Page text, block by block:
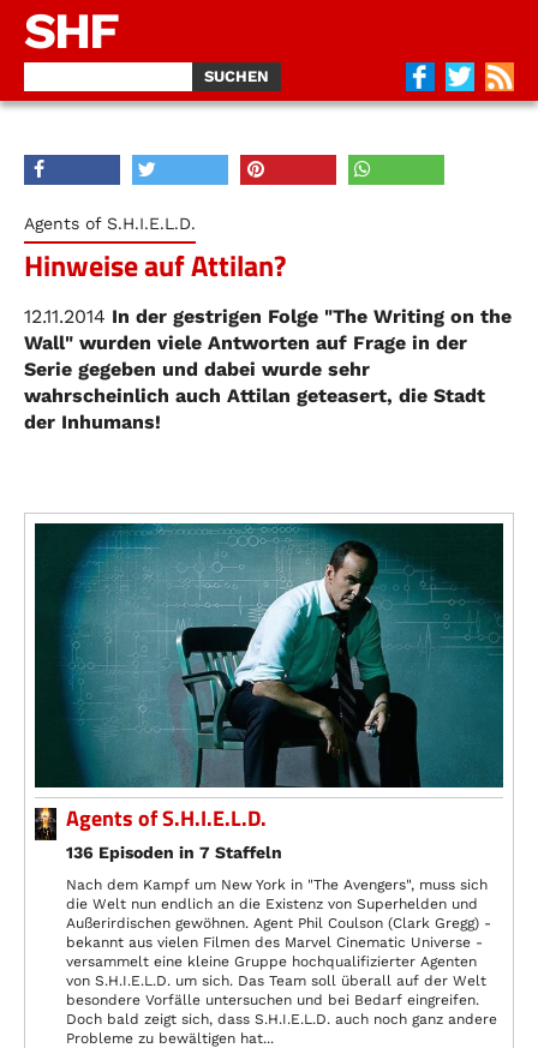
SHF
Agents of S.H.I.E.L.D.
Hinweise auf Attilan?
12.11.2014 In der gestrigen Folge "The Writing on the
Wall" wurden viele Antworten auf Frage in der
Serie gegeben und dabei wurde sehr
wahrscheinlich auch Attilan geteasert, die Stadt
der Inhumans!
Agents of S.H.I.E.L.D.
136 Episoden in 7 Staffeln
Nach dem Kampf um New York in "The Avengers", muss sich
die Welt nun endlich an die Existenz von Superhelden und
Außerirdischen gewöhnen. Agent Phil Coulson (Clark Gregg) -
bekannt aus vielen Filmen des Marvel Cinematic Universe -
versammelt eine kleine Gruppe hochqualifizierter Agenten
von S.H.I.E.L.D. um sich. Das Team soll überall auf der Welt
besondere Vorfälle untersuchen und bei Bedarf eingreifen.
Doch bald zeigt sich, dass S.H.I.E.L.D. auch noch ganz andere
Probleme zu bewältigen hat...